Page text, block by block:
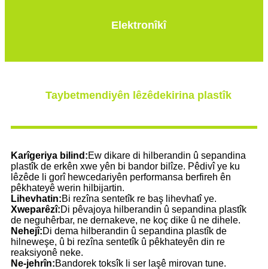
Elektronîkî
Taybetmendiyên lêzêdekirina plastîk
Karîgeriya bilind:Ew dikare di hilberandin û sepandina
plastîk de erkên xwe yên bi bandor bilîze. Pêdivî ye ku
lêzêde li gorî hewcedariyên performansa berfireh ên
pêkhateyê werin hilbijartin.
Lihevhatin:Bi rezîna sentetîk re baş lihevhatî ye.
Xweparêzî:Di pêvajoya hilberandin û sepandina plastîk
de neguhêrbar, ne dernakeve, ne koç dike û ne dihele.
Nehejî:Di dema hilberandin û sepandina plastîk de
hilneweşe, û bi rezîna sentetîk û pêkhateyên din re
reaksiyonê neke.
Ne-jehrîn:Bandorek toksîk li ser laşê mirovan tune.